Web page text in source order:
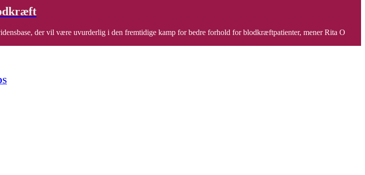
der vil være uvurderlig i den fremtidige kamp for bedre forhold for blodkræftpatienter, mener Rita O